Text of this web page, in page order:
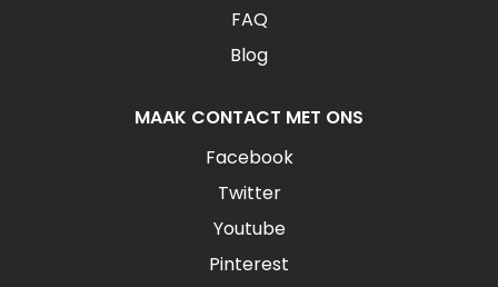
FAQ
Blog
MAAK CONTACT MET ONS
Facebook
Twitter
Youtube
Pinterest